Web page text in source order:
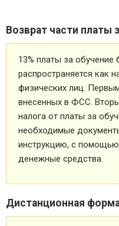
Возврат части платы
13% платы за
распространяется как
физических лиц.
внесенных в ФСС.
налога от платы за
необходимые
инструкцию, с
денежные средства.
Дистанционная